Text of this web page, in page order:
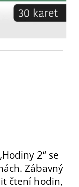
2“ se
Zábavný
čtení hodin,